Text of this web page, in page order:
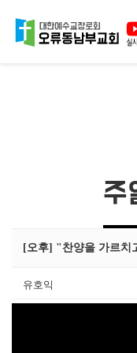
주
[오후] "찬양을 가르치
유호익